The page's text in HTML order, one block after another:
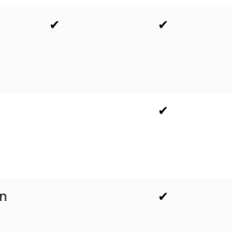
✔ ✔
✔
✔